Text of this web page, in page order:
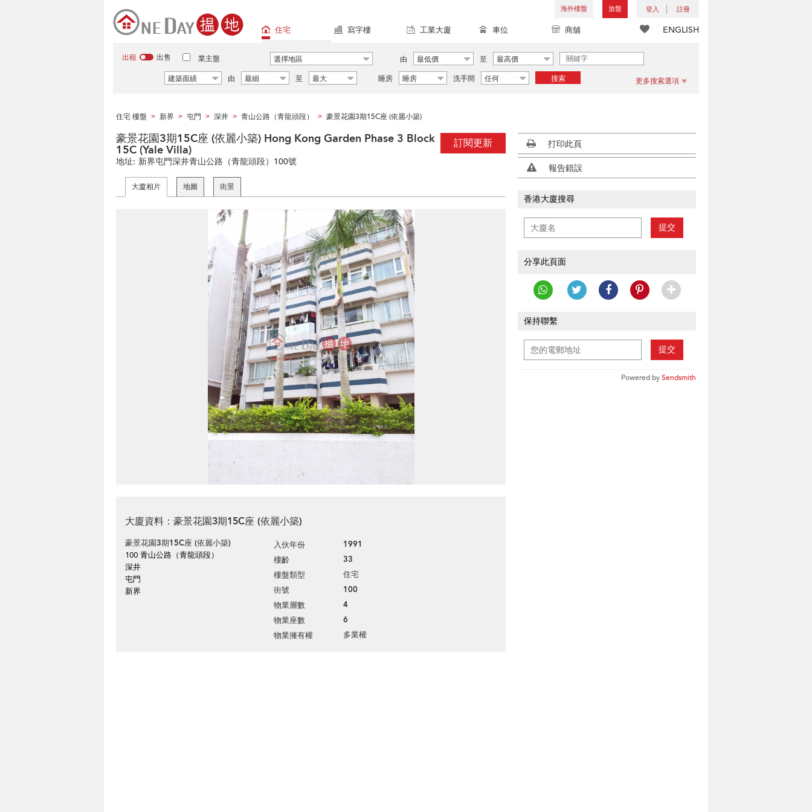
海外樓盤 放盤 登入 註冊
ENGLISH
住宅 寫字樓 工業大廈 車位 商舖
出租 出售 業主盤 選擇地區 由 最低價 至
最高價
建築面績
由 最細 至 最大 睡房 睡房 洗手間 任何 搜索 更多搜索選項
住宅 樓盤 > 新界 > 屯門 > 深井 > 青山公路（青龍頭段） > 豪景花園3期15C座 (依麗小築)
訂閱更新
豪景花園3期15C座 (依麗小築) Hong Kong Garden Phase 3 Block
15C (Yale Villa)
地址: 新界屯門深井青山公路（青龍頭段）100號
大廈相片 地圖 街景
大廈資料：豪景花園3期15C座 (依麗小築)
豪景花園3期15C座 (依麗小築)
100 青山公路（青龍頭段）
深井
屯門
新界
入伙年份 1991
樓齡 33
樓盤類型 住宅
街號 100
物業層數 4
物業座數 6
物業擁有權 多業權
打印此頁
報告錯誤
香港大廈搜尋
提交
分享此頁面
保持聯繫
提交
Powered bySendsmith